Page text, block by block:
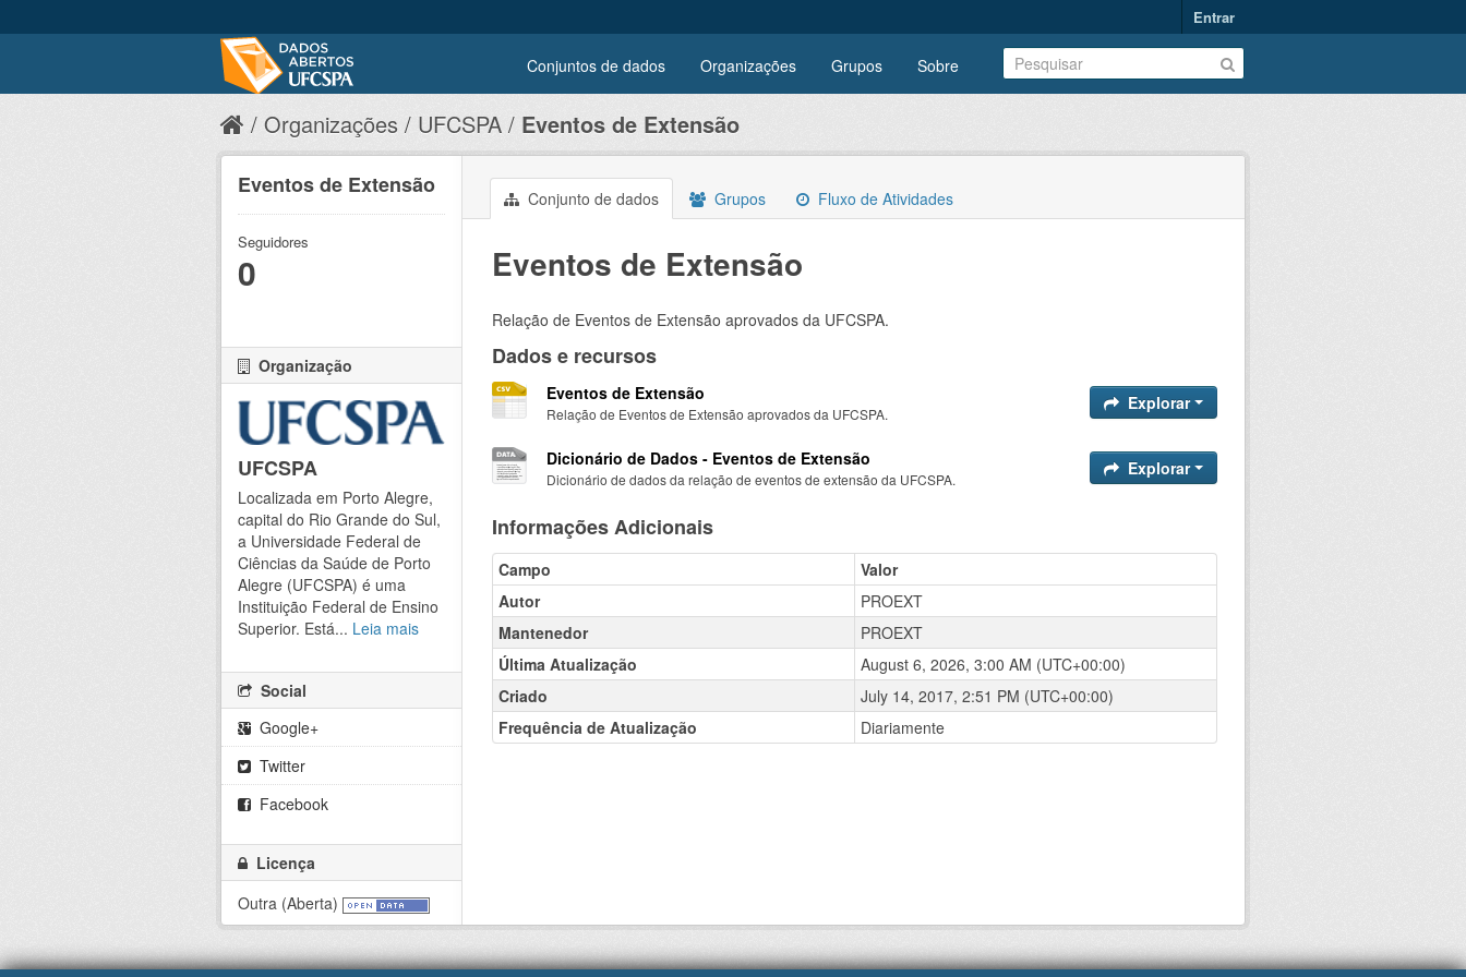
Entrar
Conjuntos de dados Organizações Grupos Sobre
Organizações UFCSPA Eventos de Extensão
Conjunto de dados Grupos Fluxo de Atividades
Eventos de Extensão
Relação de Eventos de Extensão aprovados da UFCSPA.
Dados e recursos
Eventos de Extensão
Relação de Eventos de Extensão aprovados da UFCSPA.
Explorar
Dicionário de Dados - Eventos de Extensão
Dicionário de dados da relação de eventos de extensão da UFCSPA.
Explorar
Informações Adicionais
Campo
Valor
Autor
PROEXT
Mantenedor
PROEXT
Última Atualização
August 6, 2026, 3:00 AM (UTC+00:00)
Criado
July 14, 2017, 2:51 PM (UTC+00:00)
Frequência de Atualização
Diariamente
Eventos de Extensão
Seguidores
0
Organização
UFCSPA
Localizada em Porto Alegre,
capital do Rio Grande do Sul,
a Universidade Federal de
Ciências da Saúde de Porto
Alegre (UFCSPA) é uma
Instituição Federal de Ensino
Superior. Está... Leia mais
Social
Google+
Twitter
Facebook
Licença
Outra (Aberta)